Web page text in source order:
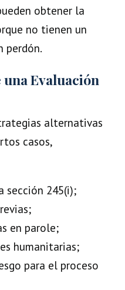
obtener la
no tienen un
perdón.
una Evaluación
alternativas
casos,
sección 245(i);
en parole;
humanitarias;
para el proceso